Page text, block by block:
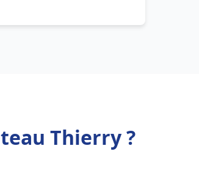
Thierry ?